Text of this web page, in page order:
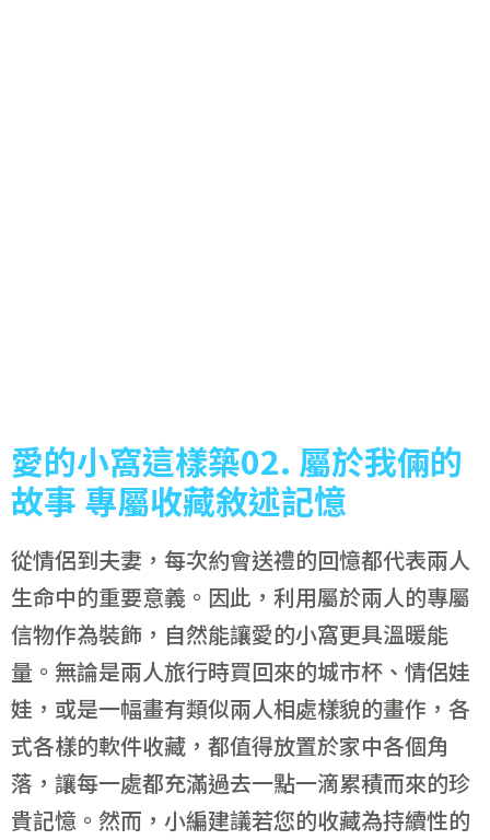
愛的小窩這樣築02. 屬於我倆的
故事 專屬收藏敘述記憶
從情侶到夫妻，每次約會送禮的回憶都代表兩人
生命中的重要意義。因此，利用屬於兩人的專屬
信物作為裝飾，自然能讓愛的小窩更具溫暖能
量。無論是兩人旅行時買回來的城市杯、情侶娃
娃，或是一幅畫有類似兩人相處樣貌的畫作，各
式各樣的軟件收藏，都值得放置於家中各個角
落，讓每一處都充滿過去一點一滴累積而來的珍
貴記憶。然而，小編建議若您的收藏為持續性的